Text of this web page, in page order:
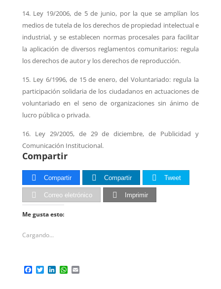
14. Ley 19/2006, de 5 de junio, por la que se amplían los
medios de tutela de los derechos de propiedad intelectual e
industrial, y se establecen normas procesales para facilitar
la aplicación de diversos reglamentos comunitarios: regula
los derechos de autor y los derechosde reproducción.
15. Ley 6/1996, de 15 de enero, del Voluntariado: regula la
participación solidaria de los ciudadanos en actuaciones de
voluntariado en el seno de organizaciones sin ánimo de
lucro pública o privada.
16. Ley 29/2005, de 29 de diciembre, de Publicidad y
Comunicación Institucional.
Compartir
Compartir Compartir Tweet
Correo eletrónico Imprimir
Me gusta esto:
Cargando...
F T L W E